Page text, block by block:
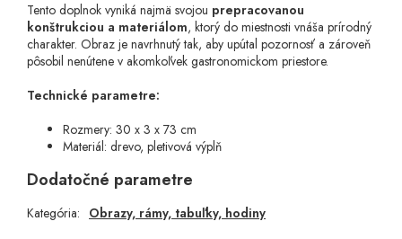
Tento doplnok vyniká najmä svojou prepracovanou
konštrukciou a materiálom, ktorý do miestnosti vnáša prírodný
charakter. Obraz je navrhnutý tak, aby upútal pozornosť a zároveň
pôsobil nenútene v akomkoľvek gastronomickom priestore.
Technické parametre:
Rozmery: 30 x 3 x 73 cm
Materiál: drevo, pletivová výplň
Dodatočné parametre
Kategória: Obrazy, rámy, tabuľky, hodiny